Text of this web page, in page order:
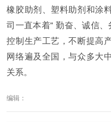
橡胶助剂、塑料助剂和涂
司一直本着“ 勤奋、诚信
控制生产工艺，不断提高
网络遍及全国，与众多大
关系。
编辑：